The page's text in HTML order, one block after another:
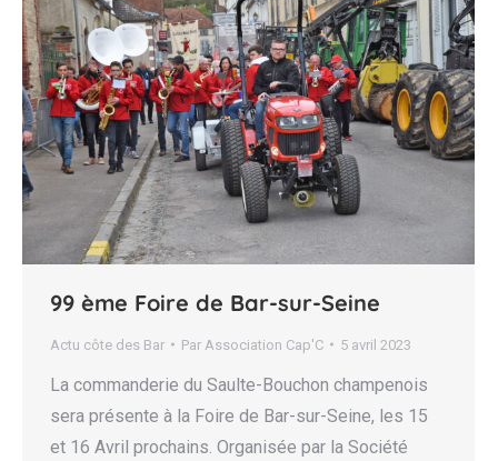
99 ème Foire de Bar-sur-Seine
Actu côte des Bar Par Association Cap'C 5 avril 2023
La commanderie du Saulte-Bouchon champenois
sera présente à la Foire de Bar-sur-Seine, les 15
et 16 Avril prochains. Organisée par la Société